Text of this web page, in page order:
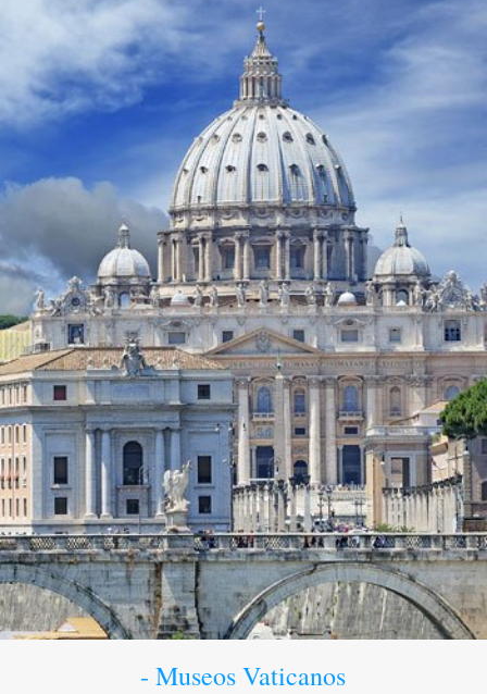
- Museos Vaticanos